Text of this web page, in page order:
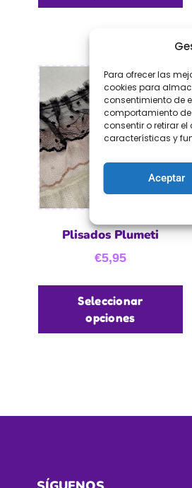
Para ofrecer las
cookies para
consentimiento de
comportamiento
consentir o retirar
características y
Aceptar
Plisados Plumeti
€5,95
Seleccionar
opciones